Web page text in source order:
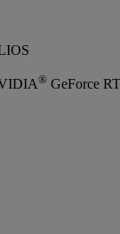
® GeForce